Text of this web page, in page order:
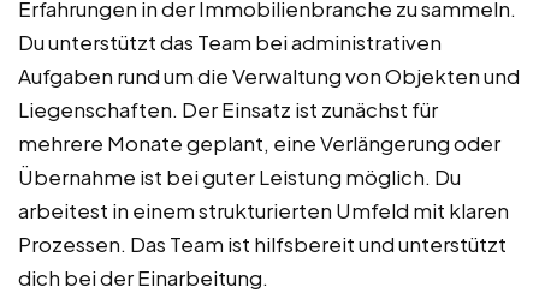
Erfahrungen in der Immobilienbranche zu sammeln.
Du unterstützt das Team bei administrativen
Aufgaben rund um die Verwaltung von Objekten und
Liegenschaften. Der Einsatz ist zunächst für
mehrere Monate geplant, eine Verlängerung oder
Übernahme ist bei guter Leistung möglich. Du
arbeitest in einem strukturierten Umfeld mit klaren
Prozessen. Das Team ist hilfsbereit und unterstützt
dich bei der Einarbeitung.